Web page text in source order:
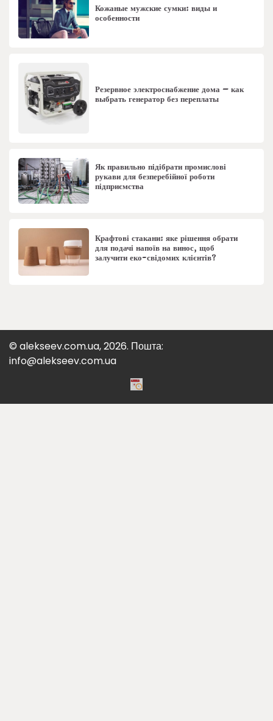
Кожаные мужские сумки: виды и
особенности
Резервное электроснабжение дома – как
выбрать генератор без переплаты
Як правильно підібрати промислові
рукави для безперебійної роботи
підприємства
Крафтові стакани: яке рішення обрати
для подачі напоїв на винос, щоб
залучити еко-свідомих клієнтів?
© alekseev.com.ua, 2026. Пошта:
info@alekseev.com.ua